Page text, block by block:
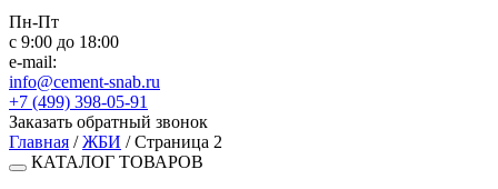
Пн-Пт
с 9:00 до 18:00
e-mail:
info@cement-snab.ru
+7 (499) 398-05-91
Заказать обратный звонок
Главная /ЖБИ / Страница 2
КАТАЛОГ ТОВАРОВ